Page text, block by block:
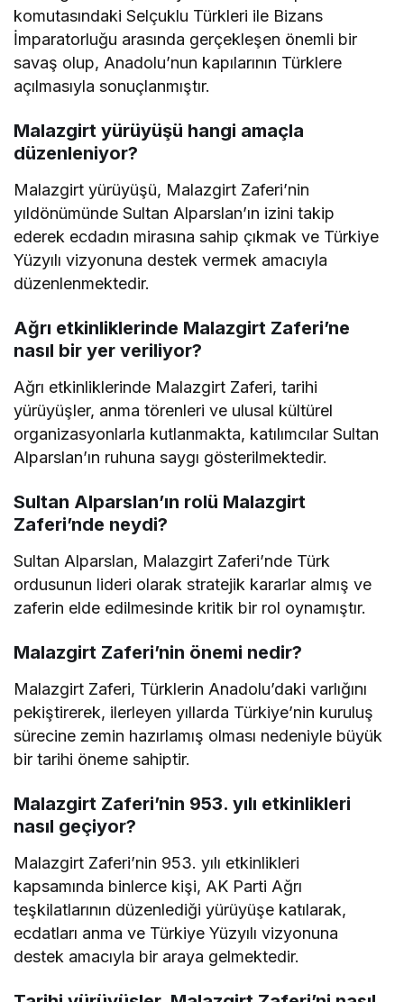
komutasındaki Selçuklu Türkleri ile Bizans
İmparatorluğu arasında gerçekleşen önemli bir
savaş olup, Anadolu’nun kapılarının Türklere
açılmasıyla sonuçlanmıştır.
Malazgirt yürüyüşü hangi amaçla
düzenleniyor?
Malazgirt yürüyüşü, Malazgirt Zaferi’nin
yıldönümünde Sultan Alparslan’ın izini takip
ederek ecdadın mirasına sahip çıkmak ve Türkiye
Yüzyılı vizyonuna destek vermek amacıyla
düzenlenmektedir.
Ağrı etkinliklerinde Malazgirt Zaferi’ne
nasıl bir yer veriliyor?
Ağrı etkinliklerinde Malazgirt Zaferi, tarihi
yürüyüşler, anma törenleri ve ulusal kültürel
organizasyonlarla kutlanmakta, katılımcılar Sultan
Alparslan’ın ruhuna saygı gösterilmektedir.
Sultan Alparslan’ın rolü Malazgirt
Zaferi’nde neydi?
Sultan Alparslan, Malazgirt Zaferi’nde Türk
ordusunun lideri olarak stratejik kararlar almış ve
zaferin elde edilmesinde kritik bir rol oynamıştır.
Malazgirt Zaferi’nin önemi nedir?
Malazgirt Zaferi, Türklerin Anadolu’daki varlığını
pekiştirerek, ilerleyen yıllarda Türkiye’nin kuruluş
sürecine zemin hazırlamış olması nedeniyle büyük
bir tarihi öneme sahiptir.
Malazgirt Zaferi’nin 953. yılı etkinlikleri
nasıl geçiyor?
Malazgirt Zaferi’nin 953. yılı etkinlikleri
kapsamında binlerce kişi, AK Parti Ağrı
teşkilatlarının düzenlediği yürüyüşe katılarak,
ecdatları anma ve Türkiye Yüzyılı vizyonuna
destek amacıyla bir araya gelmektedir.